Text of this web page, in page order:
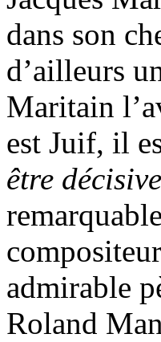
dans son
d’ailleurs
Maritain
est Juif, il
être décisive
admirable
Roland